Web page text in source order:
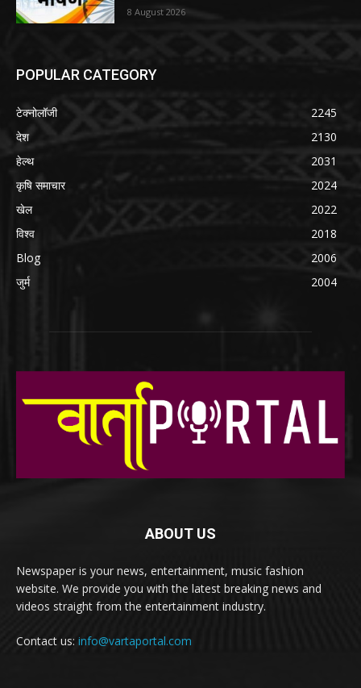
8 August 2026
POPULAR CATEGORY
टेक्नोलॉजी
2245
देश
2130
हेल्थ
2031
कृषि समाचार
2024
खेल
2022
विश्व
2018
Blog
2006
जुर्म
2004
ABOUT US
Newspaper is your news, entertainment, music fashion
website. We provide you with the latest breaking news and
videos straight from the entertainment industry.
Contact us: info@vartaportal.com